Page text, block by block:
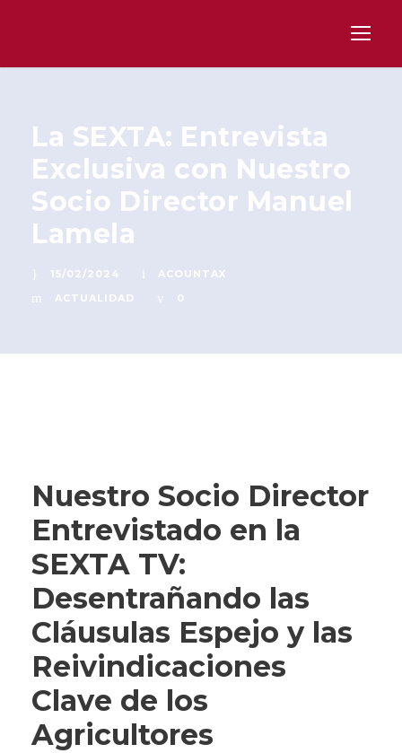
La SEXTA: Entrevista
Exclusiva con Nuestro
Socio Director Manuel
Lamela
15/02/2024
ACOUNTAX
ACTUALIDAD
0
Nuestro Socio Director
Entrevistado en la
SEXTA TV:
Desentrañando las
Cláusulas Espejo y las
Reivindicaciones
Clave de los
Agricultores